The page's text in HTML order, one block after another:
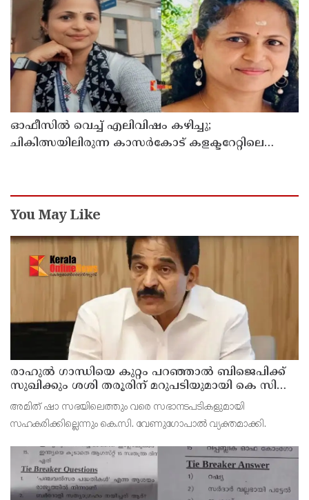
ഓഫീസില്‍ വെച്ച് എലിവിഷം കഴിച്ചു;
ചികിത്സയിലിരുന്ന കാസര്‍കോട് കളക്ടറേറ്റിലെ
You May Like
രാഹുല്‍ ഗാന്ധിയെ കുറ്റം പറഞ്ഞാല്‍ ബിജെപിക്ക്
സുഖിക്കും ശശി തരൂരിന് മറുപടിയുമായി കെ സി
വേണുഗോപാല്‍
അമിത് ഷാ സഭയിലെത്തും വരെ സഭാനടപടികളുമായി
സഹകരിക്കില്ലെന്നും കെ.സി. വേണുഗോപാല്‍ വ്യക്തമാക്കി.